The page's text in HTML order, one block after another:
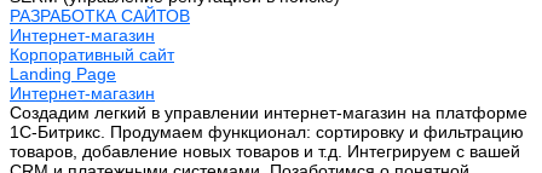
РАЗРАБОТКА САЙТОВ
Интернет-магазин
Корпоративный сайт
Landing Page
Интернет-магазин
Создадим легкий в управлении интернет-магазин на платформе
1С-Битрикс. Продумаем функционал: сортировку и фильтрацию
товаров, добавление новых товаров и т.д. Интегрируем с вашей